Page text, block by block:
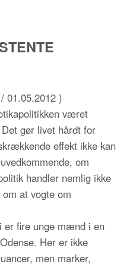
01.05.2012 )
været
gør livet hårdt for
effekt ikke kan
om
handler nemlig ikke
at vogte om
er fire unge mænd i en
Her er ikke
men marker,